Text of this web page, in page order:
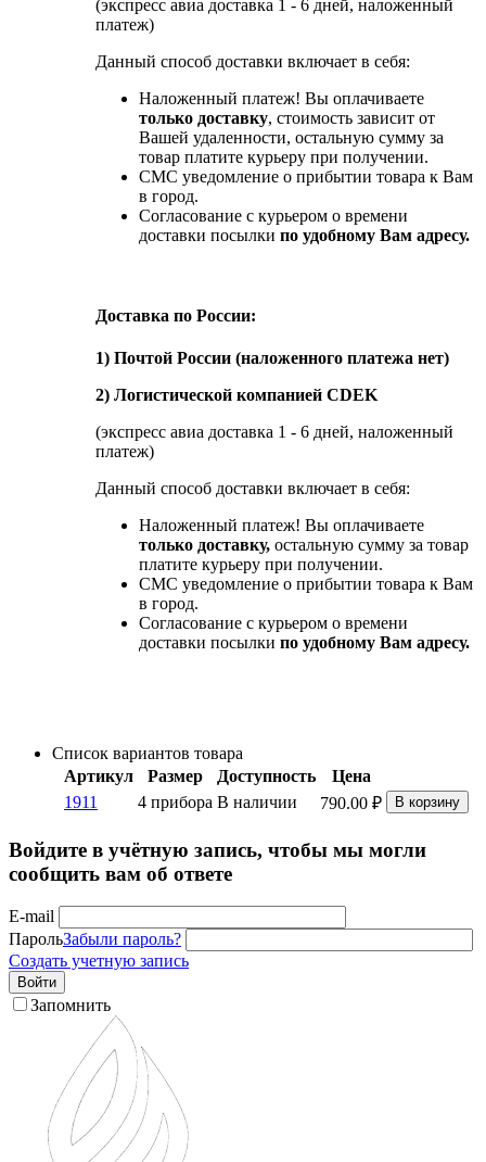
(экспресс авиа доставка 1 - 6 дней, наложенный
платеж)
Данный способ доставки включает в себя:
Наложенный платеж! Вы оплачиваете
только доставку, стоимость зависит от
Вашей удаленности, остальную сумму за
товар платите курьеру при получении.
СМС уведомление о прибытии товара к Вам
в город.
Согласование с курьером о времени
доставки посылки по удобному Вам адресу.
Доставка по России:
1) Почтой России (наложенного платежа нет)
2) Логистической компанией CDEK
(экспресс авиа доставка 1 - 6 дней, наложенный
платеж)
Данный способ доставки включает в себя:
Наложенный платеж! Вы оплачиваете
только доставку, остальную сумму за товар
платите курьеру при получении.
СМС уведомление о прибытии товара к Вам
в город.
Согласование с курьером о времени
доставки посылки по удобному Вам адресу.
Список вариантов товара
Артикул
Размер Доступность
Цена
1911
4 прибора В наличии 790.00 ₽ В корзину
Войдите в учётную запись, чтобы мы могли
сообщить вам об ответе
E-mail
ПарольЗабыли пароль?
Создать учетную запись
Войти
Запомнить